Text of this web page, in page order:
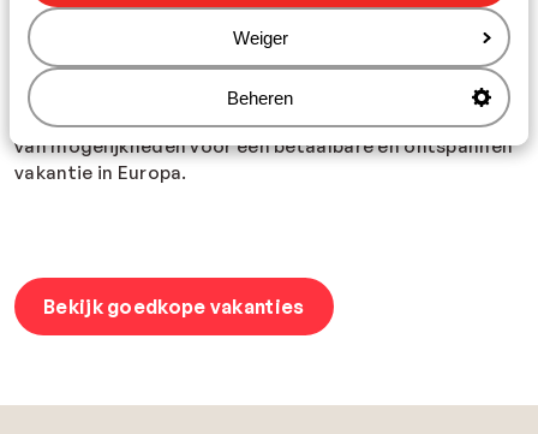
Weiger
Beheren
op populairebestemmingen. Tijdens deze maanden kun
je genieten van aangenaam weer en lagere prijzen voor
accommodatie en vluchten. Of je nu de prachtige
bloesems van de lente wilt bewonderen of de
nazomerzon wilt opzoeken, het laagseizoen biedt tal
van mogelijkheden voor een betaalbare en ontspannen
vakantie in Europa.
Bekijk goedkope vakanties